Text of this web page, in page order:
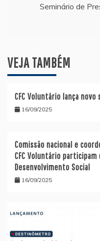
Seminário de
VEJA TAMBÉM
CFC Voluntário lança
16/09/2025
Comissão nacional e
CFC Voluntário
Desenvolvimento Social
16/09/2025